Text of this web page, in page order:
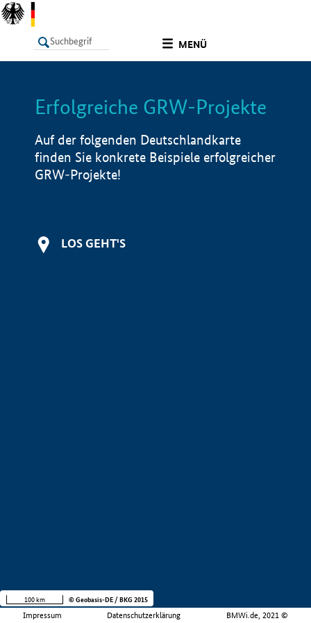
MENÜ
LISTE Info
Erfolgreiche GRW-Projekte
Auf der folgenden Deutschlandkarte
finden Sie konkrete Beispiele erfolgreicher
GRW-Projekte!
LOS GEHT'S
Impressum Datenschutzerklärung BMWi.de, 2021 ©
100 km © Geobasis-DE / BKG 2015